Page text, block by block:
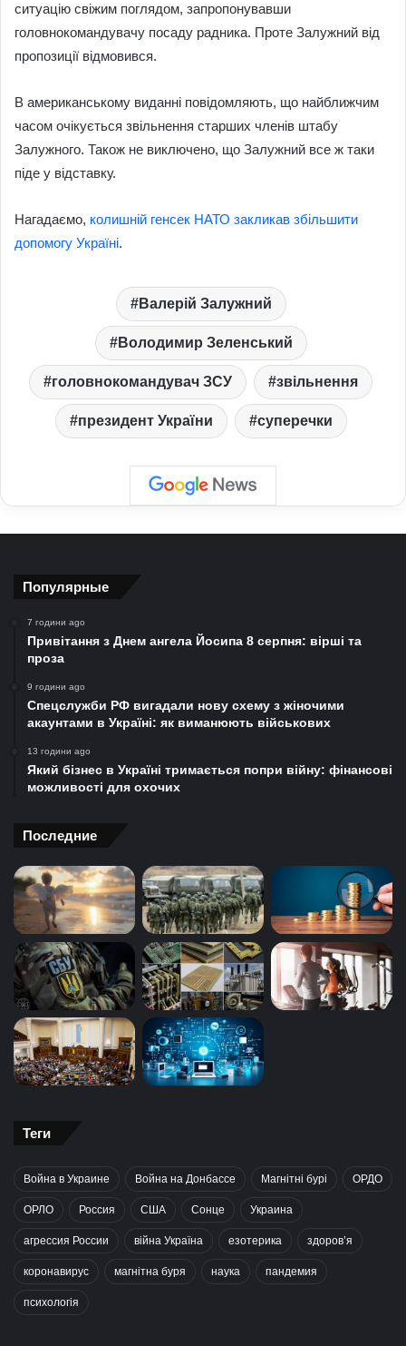
ситуацію свіжим поглядом, запропонувавши
головнокомандувачу посаду радника. Проте Залужний від
пропозиції відмовився.
В американському виданні повідомляють, що найближчим
часом очікується звільнення старших членів штабу
Залужного. Також не виключено, що Залужний все ж таки
піде у відставку.
Нагадаємо, колишній генсек НАТО закликав збільшити
допомогу Україні.
Валерій Залужний
Володимир Зеленський
головнокомандувач ЗСУ звільнення
президент України суперечки
Популярные
7 години ago
Привітання з Днем ангела Йосипа 8 серпня: вірші та
проза
9 години ago
Спецслужби РФ вигадали нову схему з жіночими
акаунтами в Україні: як виманюють військових
13 години ago
Який бізнес в Україні тримається попри війну: фінансові
можливості для охочих
Последние
Теги
Война в Украине Война на Донбассе Магнітні бурі ОРДО
ОРЛО Россия США Сонце Украина
агрессия России війна Україна езотерика здоров’я
коронавирус магнітна буря наука пандемия
психологія